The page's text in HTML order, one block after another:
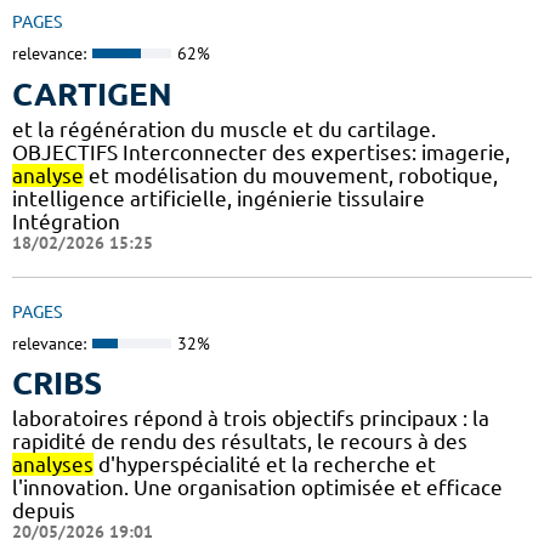
PAGES
relevance: 62%
CARTIGEN
et la régénération du muscle et du cartilage.
OBJECTIFS Interconnecter des expertises: imagerie,
analyse et modélisation du mouvement, robotique,
intelligence artificielle, ingénierie tissulaire
Intégration
18/02/2026 15:25
PAGES
relevance: 32%
CRIBS
laboratoires répond à trois objectifs principaux : la
rapidité de rendu des résultats, le recours à des
analyses d'hyperspécialité et la recherche et
l'innovation. Une organisation optimisée et efficace
depuis
20/05/2026 19:01